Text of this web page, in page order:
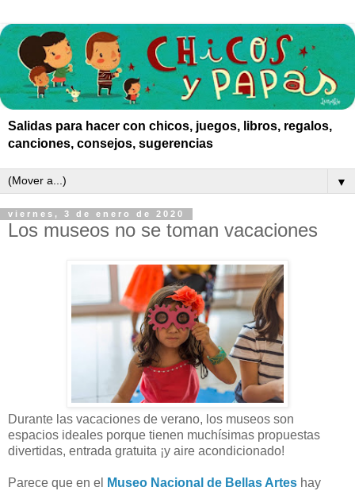
Salidas para hacer con chicos, juegos, libros, regalos,
canciones, consejos, sugerencias
▼
viernes, 3 de enero de 2020
Los museos no se toman vacaciones
Durante las vacaciones de verano, los museos son
espacios ideales porque tienen muchísimas propuestas
divertidas, entrada gratuita ¡y aire acondicionado!
Parece que en el Museo Nacional de Bellas Artes hay